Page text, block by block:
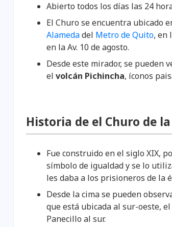
Abierto todos los días las 24
El Churo se encuentra ubicado
Alamedadel Metro de Quito, en
en la Av. 10 de agosto.
Desde este mirador, se pueden
el volcán Pichincha, íconos
Historia de el Churo de
Fue construido en el siglo XIX,
símbolo de igualdad y se lo
les daba a los prisioneros de la
Desde la cima se pueden
que está ubicada al sur-oeste,
Panecillo al sur.